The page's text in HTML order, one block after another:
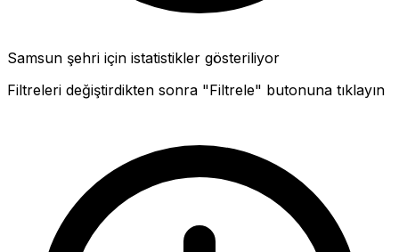
Samsun şehri için istatistikler gösteriliyor
Filtreleri değiştirdikten sonra "Filtrele" butonuna tıklayın